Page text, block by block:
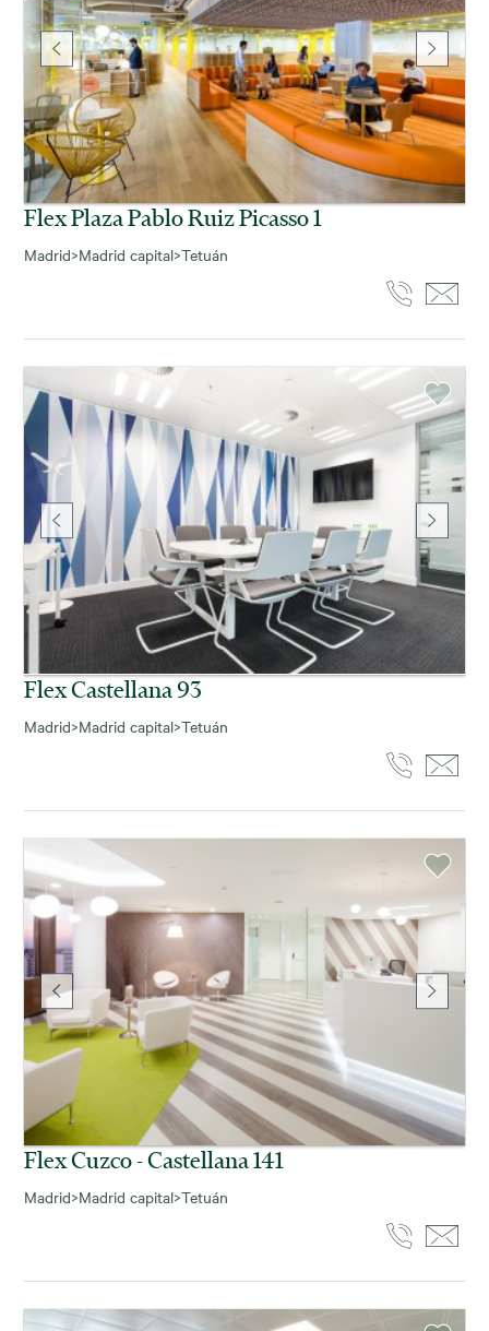
Flex Plaza Pablo Ruiz Picasso 1
Madrid>Madrid capital>Tetuán
Flex Castellana 93
Madrid>Madrid capital>Tetuán
Flex Cuzco - Castellana 141
Madrid>Madrid capital>Tetuán